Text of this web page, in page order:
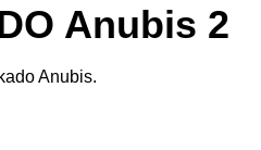
Anubis 2
Anubis.